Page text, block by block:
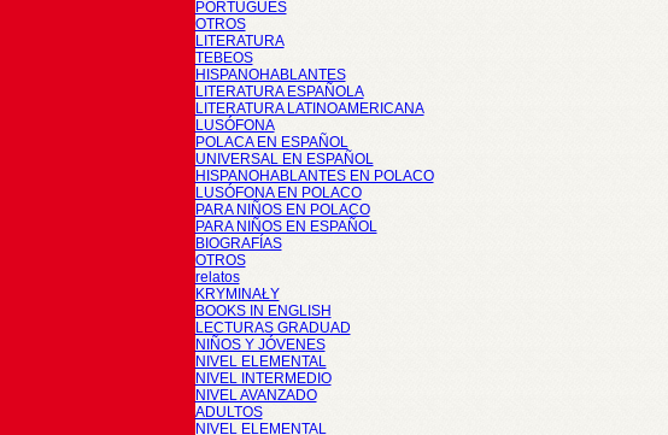
PORTUGUÉS
OTROS
LITERATURA
TEBEOS
HISPANOHABLANTES
LITERATURA ESPAÑOLA
LITERATURA LATINOAMERICANA
LUSÓFONA
POLACA EN ESPAÑOL
UNIVERSAL EN ESPAÑOL
HISPANOHABLANTES EN POLACO
LUSÓFONA EN POLACO
PARA NIÑOS EN POLACO
PARA NIÑOS EN ESPAÑOL
BIOGRAFÍAS
OTROS
relatos
KRYMINAŁY
BOOKS IN ENGLISH
LECTURAS GRADUAD
NIÑOS Y JÓVENES
NIVEL ELEMENTAL
NIVEL INTERMEDIO
NIVEL AVANZADO
ADULTOS
NIVEL ELEMENTAL